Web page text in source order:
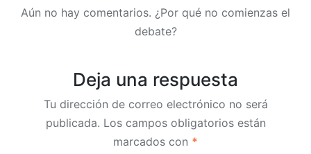
Aún no hay comentarios. ¿Por qué no comienzas el
debate?
Deja una respuesta
Tu dirección de correo electrónico no será
publicada. Los campos obligatorios están
marcados con *